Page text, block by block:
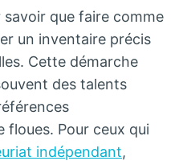
que faire comme
un inventaire précis
Cette démarche
des talents
floues. Pour ceux qui
indépendant,